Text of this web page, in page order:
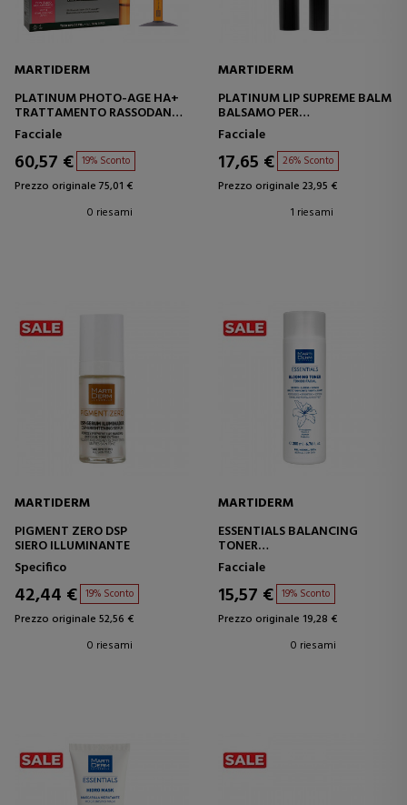
MARTIDERM
PLATINUM PHOTO-AGE HA+
TRATTAMENTO RASSODANTE
- ANTIOSSIDANTE
Facciale
60,57 € 19% Sconto
Prezzo originale 75,01 €
0 riesami
MARTIDERM
PLATINUM LIP SUPREME BALM
BALSAMO PER
TRATTAMENTO INTENSIVO
Facciale
17,65 € 26% Sconto
Prezzo originale 23,95 €
1 riesami
MARTIDERM
PIGMENT ZERO DSP
SIERO ILLUMINANTE
Specifico
42,44 € 19% Sconto
Prezzo originale 52,56 €
0 riesami
MARTIDERM
ESSENTIALS BALANCING
TONER
TONICO PER PELLI SECCHE
Facciale
15,57 € 19% Sconto
Prezzo originale 19,28 €
0 riesami